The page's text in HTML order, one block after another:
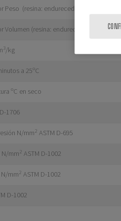
Peso (resina: endurecedor)
(resina: endurecedor)
3/kg
a 25ºC
ºC en seco
1706
N/mm2 ASTM D-695
N/mm2 ASTM D-1002
N/mm2 ASTM D-1002
D-1002